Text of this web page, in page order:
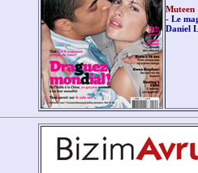
Muteen
- Le
Daniel